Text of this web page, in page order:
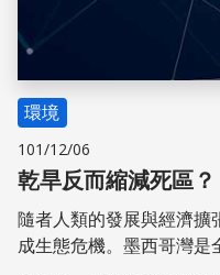
環境
101/12/06
乾旱反而縮減死區？
隨者人類的發展與經濟擴
成生態危機。墨西哥灣是